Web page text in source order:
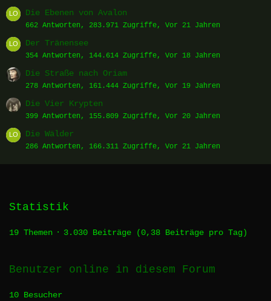
Die Ebenen von Avalon
662 Antworten, 283.971 Zugriffe, Vor 21 Jahren
Der Tränensee
354 Antworten, 144.614 Zugriffe, Vor 18 Jahren
Die Straße nach Oriam
278 Antworten, 161.444 Zugriffe, Vor 19 Jahren
Die Vier Krypten
399 Antworten, 155.809 Zugriffe, Vor 20 Jahren
Die Wälder
286 Antworten, 166.311 Zugriffe, Vor 21 Jahren
Statistik
19 Themen 3.030 Beiträge (0,38 Beiträge pro Tag)
Benutzer online in diesem Forum
10 Besucher